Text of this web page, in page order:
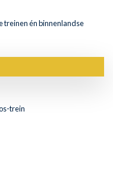
treinen én binnenlandse
trein